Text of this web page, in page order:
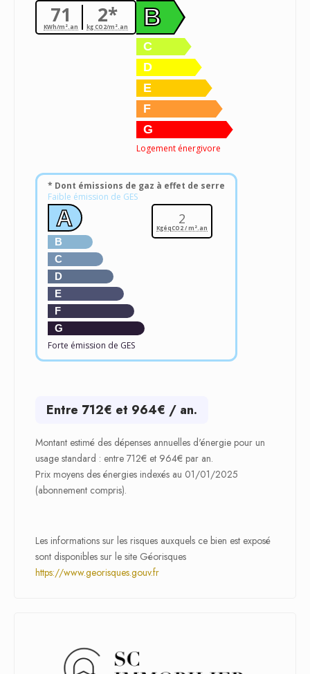
71
KWh/m².an 2*
kg CO2/m².an B
C
D
E
F
G
Logement énergivore
* Dont émissions de gaz à effet de serre
Faible émission de GES
A
B
C
D
E
F
G
Forte émission de GES
2
KgéqCO2 / m².an
Entre 712€ et 964€ / an.
Montant estimé des dépenses annuelles d'énergie pour un
usage standard : entre 712€ et 964€ par an.
Prix moyens des énergies indexés au 01/01/2025
(abonnement compris).
Les informations sur les risques auxquels ce bien est exposé
sont disponibles sur le site Géorisques
https://www.georisques.gouv.fr